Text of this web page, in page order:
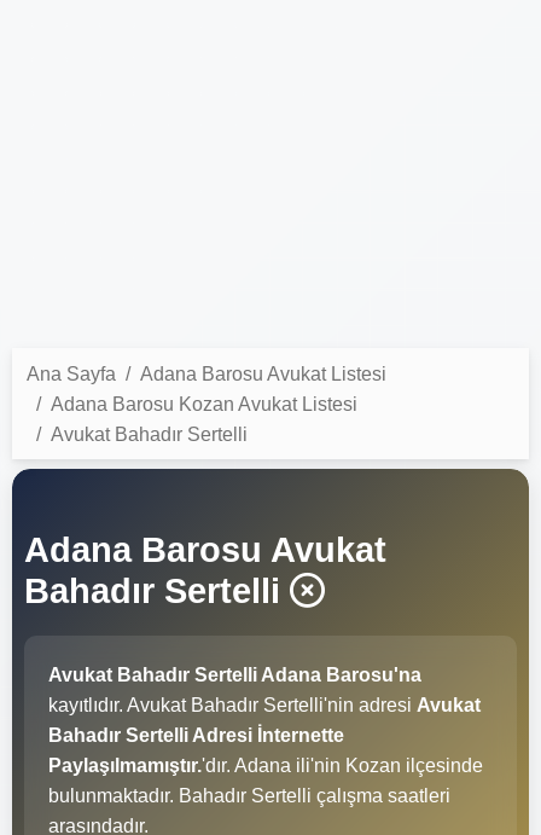
Ana Sayfa
Adana Barosu Avukat Listesi
Adana Barosu Kozan Avukat Listesi
Avukat Bahadır Sertelli
Adana Barosu Avukat
Bahadır Sertelli
Avukat Bahadır Sertelli Adana Barosu'na
kayıtlıdır. Avukat Bahadır Sertelli'nin adresi Avukat
Bahadır Sertelli Adresi İnternette
Paylaşılmamıştır.'dır. Adana ili'nin Kozan ilçesinde
bulunmaktadır. Bahadır Sertelli çalışma saatleri
arasındadır.